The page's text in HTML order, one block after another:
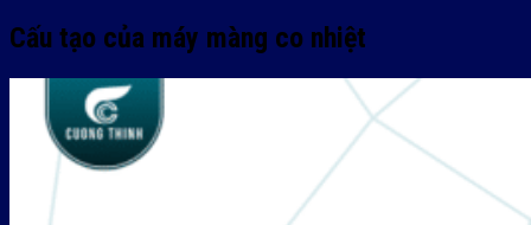
Cấu tạo của máy màng co nhiệt